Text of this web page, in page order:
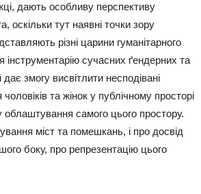
дають особливу перспективу
оскільки тут наявні точки зору
різні царини гуманітарного
інструментарію сучасних ґендерних та
змогу висвітлити несподівані
та жінок у публічному просторі
облаштування самого цього простору.
міст та помешкань, і про досвід
боку, про репрезентацію цього